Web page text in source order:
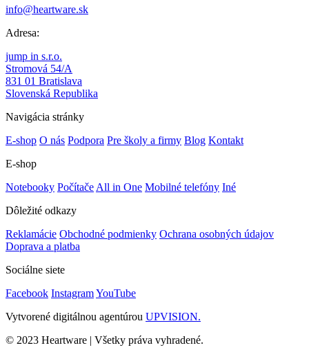
info@heartware.sk
Adresa:
jump in s.r.o.
Stromová 54/A
831 01 Bratislava
Slovenská Republika
Navigácia stránky
E-shop O nás Podpora Pre školy a firmy Blog Kontakt
E-shop
Notebooky Počítače All in One Mobilné telefóny Iné
Dôležité odkazy
Reklamácie Obchodné podmienky Ochrana osobných údajov
Doprava a platba
Sociálne siete
Facebook InstagramYouTube
Vytvorené digitálnou agentúrou UPVISION.
© 2023 Heartware | Všetky práva vyhradené.